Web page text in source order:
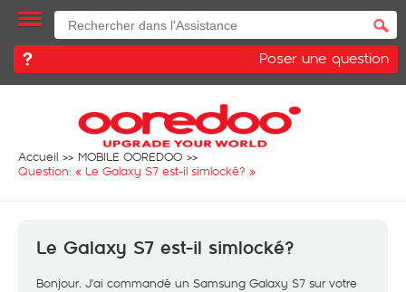
Poser une question
Accueil
MOBILE OOREDOO
Question: « Le Galaxy S7 est-il simlocké? »
Le Galaxy S7 est-il simlocké?
Bonjour. J'ai commandé un Samsung Galaxy S7 sur votre